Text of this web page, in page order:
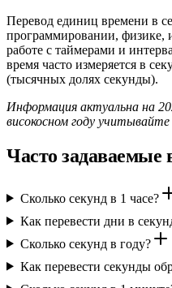
Перевод единиц времени в
программировании, физике,
работе с таймерами и
время часто измеряется в
(тысячных долях секунды).
Информация актуальна на
високосном году
Часто задаваемые
Сколько секунд в 1 часе?
Как перевести дни в
Сколько секунд в году?
Как перевести секунды